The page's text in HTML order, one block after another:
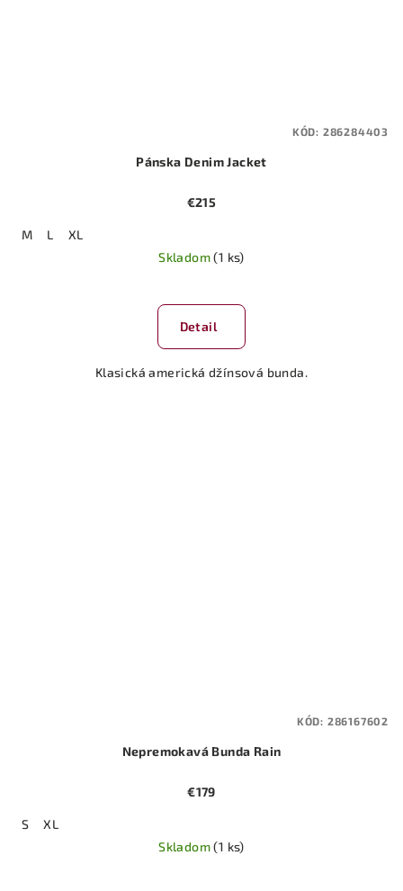
Pánska Denim Jacket
€215
M L
XL
Skladom(1 ks)
Detail
Klasická americká džínsová bunda.
KÓD: 286284403
Nepremokavá Bunda Rain
€179
S
XL
Skladom(1 ks)
KÓD: 286167602